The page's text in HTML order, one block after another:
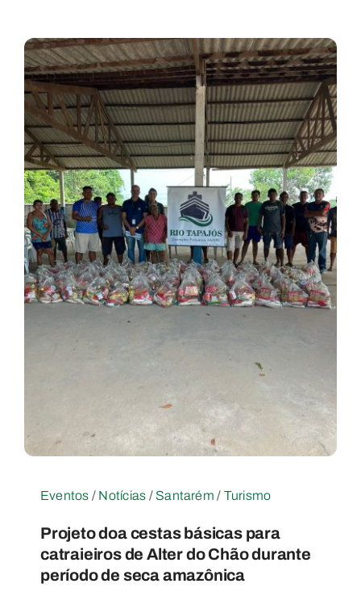
Eventos / Notícias / Santarém / Turismo
Projeto doa cestas básicas para
catraieiros de Alter do Chão durante
período de seca amazônica